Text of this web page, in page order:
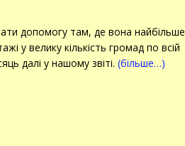
допомогу там, де вона найбільше
у велику кількість громад по всій
далі у нашому звіті. (більше…)